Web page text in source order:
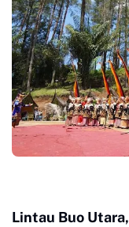
Lintau Buo Utara,